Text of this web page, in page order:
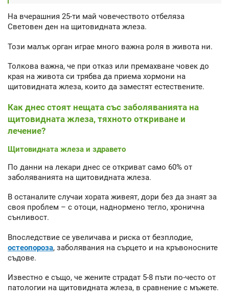
На вчерашния 25-ти май човечеството отбеляза
Световен ден на щитовидната жлеза.
Този малък орган играе много важна роля в живота ни.
Толкова важна, че при отказ или премахване човек до
края на живота си трябва да приема хормони на
щитовидната жлеза, които да заместят естествените.
Как днес стоят нещата със заболяванията на
щитовидната жлеза, тяхното откриване и
лечение?
Щитовидната жлеза и здравето
По данни на лекари днес се откриват само 60% от
заболяванията на щитовидната жлеза.
В останалите случаи хората живеят, дори без да знаят за
своя проблем – с отоци, наднормено тегло, хронична
сънливост.
Впоследствие се увеличава и риска от безплодие,
остеопороза, заболявания на сърцето и на кръвоносните
съдове.
Известно е също, че жените страдат 5-8 пъти по-често от
патологии на щитовидната жлеза, в сравнение с мъжете.